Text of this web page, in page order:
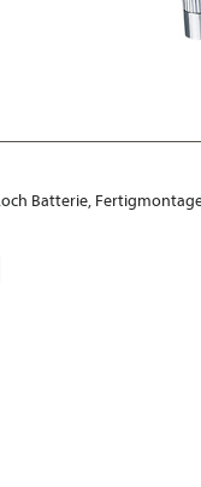
Batterie,